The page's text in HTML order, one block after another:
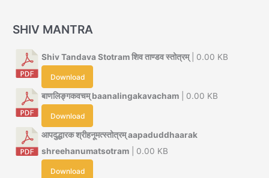
SHIV MANTRA
Shiv Tandava Stotram शिव ताण्डव स्तोत्रम्| 0.00 KB
Download
बाणलिङ्गकवचम् baanalingakavacham | 0.00 KB
Download
आपदुद्धारक श्रीहनूमत्स्तोत्रम् aapaduddhaarak
shreehanumatsotram | 0.00 KB
Download